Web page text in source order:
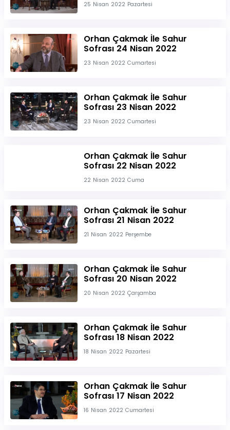
25 Nisan 2022 Pazartesi
Orhan Çakmak İle Sahur
Sofrası 24 Nisan 2022
23 Nisan 2022 Cumartesi
Orhan Çakmak İle Sahur
Sofrası 23 Nisan 2022
23 Nisan 2022 Cumartesi
Orhan Çakmak İle Sahur
Sofrası 22 Nisan 2022
22 Nisan 2022 Cuma
Orhan Çakmak İle Sahur
Sofrası 21 Nisan 2022
21 Nisan 2022 Perşembe
Orhan Çakmak İle Sahur
Sofrası 20 Nisan 2022
20 Nisan 2022 Çarşamba
Orhan Çakmak İle Sahur
Sofrası 18 Nisan 2022
18 Nisan 2022 Pazartesi
Orhan Çakmak İle Sahur
Sofrası 17 Nisan 2022
16 Nisan 2022 Cumartesi